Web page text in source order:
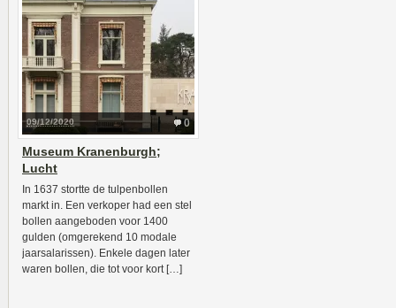
0
09/12/2020
Museum Kranenburgh;
Lucht
In 1637 stortte de tulpenbollen
markt in. Een verkoper had een stel
bollen aangeboden voor 1400
gulden (omgerekend 10 modale
jaarsalarissen). Enkele dagen later
waren bollen, die tot voor kort […]